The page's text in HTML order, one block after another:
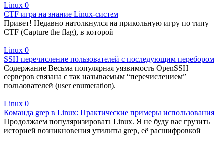
Linux 0
CTF игра на знание Linux-систем
Привет! Недавно натолкнулся на прикольную игру по типу
CTF (Capture the flag), в которой
Linux 0
SSH перечисление пользователей с последующим перебором
Содержание Весьма популярная уязвимость OpenSSH
серверов связана с так называемым “перечислением”
пользователей (user enumeration).
Linux 0
Команда grep в Linux: Практические примеры использования
Продолжаем популяризировать Linux. Я не буду вас грузить
историей возникновения утилиты grep, её расшифровкой